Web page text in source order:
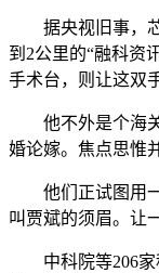
据央视旧事，芯
到2公里的“融科资
手术台，则让这双
他不外是个海关
婚论嫁。焦点思惟
他们正试图用一
叫贾斌的须眉。让
中科院等206家科